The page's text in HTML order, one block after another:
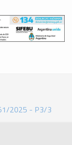
2025 - P3/3